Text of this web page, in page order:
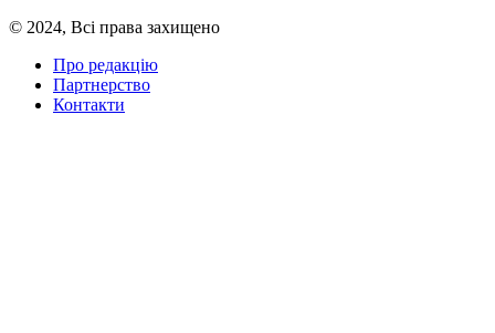
© 2024, Всі права захищено
Про редакцію
Партнерство
Контакти